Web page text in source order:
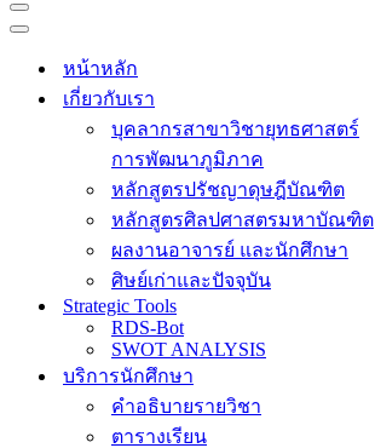
Navigation
Menu
Navigation
หน้าหลัก
เกี่ยวกับเรา
บุคลากรสาขาวิชายุทธศาสตร์
การพัฒนาภูมิภาค
หลักสูตรปรัชญาดุษฎีบัณฑิต
หลักสูตรศิลปศาสตรมหาบัณฑิต
ผลงานอาจารย์ และนักศึกษา
ศิษย์เก่าและปัจจุบัน
Strategic Tools
RDS-Bot
SWOT ANALYSIS
บริการนักศึกษา
คำอธิบายรายวิชา
ตารางเรียน